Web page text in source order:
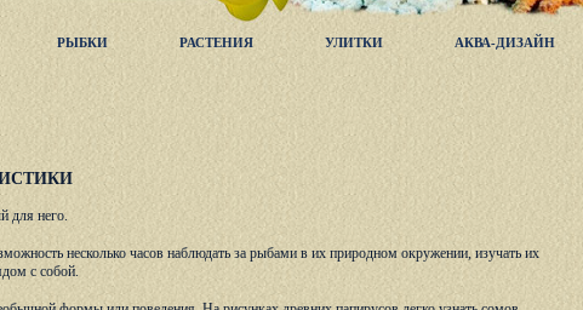
РЫБКИ РАСТЕНИЯ УЛИТКИ
АКВА-ДИЗАЙН
для него.
несколько часов наблюдать за рыбами в их природном окружении, изучать их
с собой.